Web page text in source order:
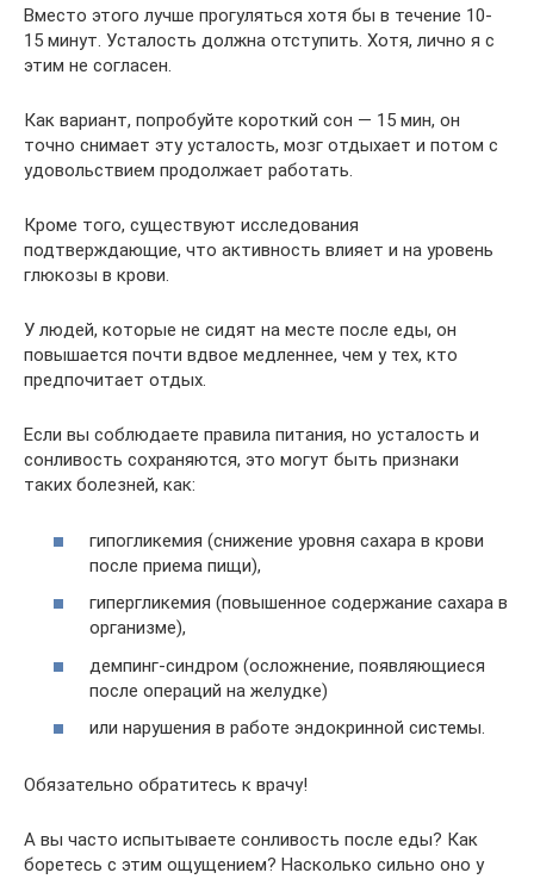
Вместо этого лучше прогуляться хотя бы в течение 10-
15 минут. Усталость должна отступить. Хотя, лично я с
этим не согласен.
Как вариант, попробуйте короткий сон — 15 мин, он
точно снимает эту усталость, мозг отдыхает и потом с
удовольствием продолжает работать.
Кроме того, существуют исследования
подтверждающие, что активность влияет и на уровень
глюкозы в крови.
У людей, которые не сидят на месте после еды, он
повышается почти вдвое медленнее, чем у тех, кто
предпочитает отдых.
Если вы соблюдаете правила питания, но усталость и
сонливость сохраняются, это могут быть признаки
таких болезней, как:
гипогликемия (снижение уровня сахара в крови
после приема пищи),
гипергликемия (повышенное содержание сахара в
организме),
демпинг-синдром (осложнение, появляющиеся
после операций на желудке)
или нарушения в работе эндокринной системы.
Обязательно обратитесь к врачу!
А вы часто испытываете сонливость после еды? Как
боретесь с этим ощущением? Насколько сильно оно у